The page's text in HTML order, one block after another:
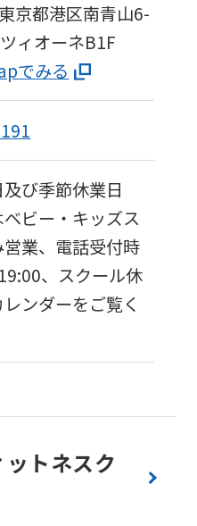
東京都港区南青山6-
ィオーネB1F
でみる
び季節休業日
ビー・キッズス
業、電話受付時
、スクール休
ンダーをご覧く
トネスク